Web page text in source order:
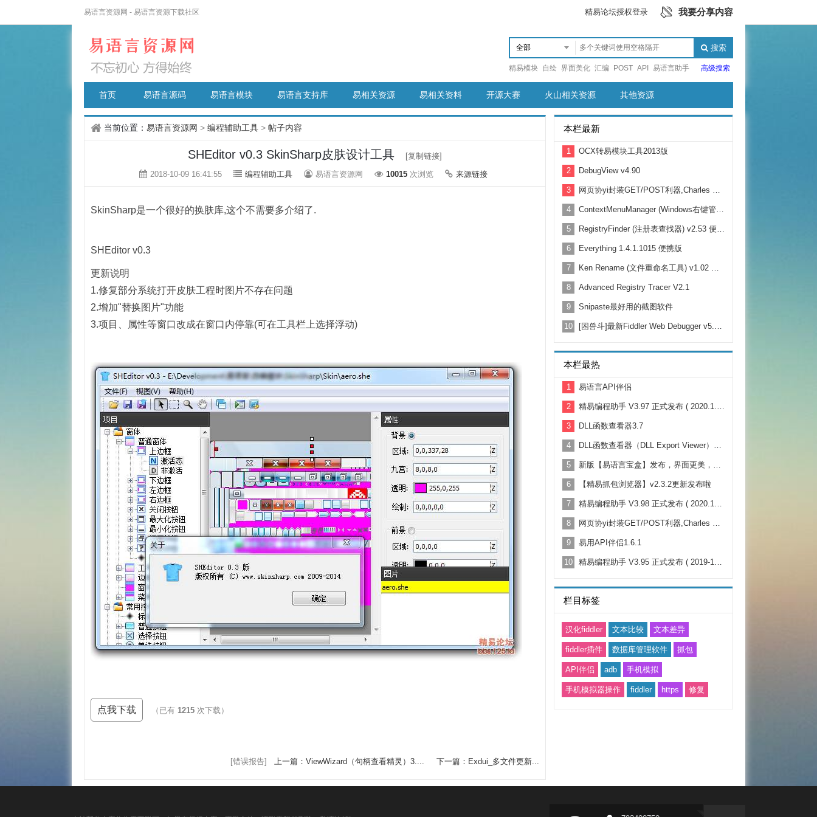
易语言资源网 - 易语言资源下载社区 精易论坛授权登录 我要分享内容
搜索
精易模块 自绘 界面美化 汇编 POST API 易语言助手 高级搜索
首页 易语言源码 易语言模块 易语言支持库 易相关资源 易相关资料 开源大赛 火山相关资源 其他资源
当前位置： 易语言资源网 > 编程辅助工具 > 帖子内容
SHEditor v0.3 SkinSharp皮肤设计工具
[复制链接]
2018-10-09 16:41:55
编程辅助工具 易语言资源网 10015 次浏览 来源链接
SkinSharp是一个很好的换肤库,这个不需要多介绍了.
SHEditor v0.3
更新说明
1.修复部分系统打开皮肤工程时图片不存在问题
2.增加"替换图片"功能
3.项目、属性等窗口改成在窗口内停靠(可在工具栏上选择浮动)
点我下载 （已有 1215 次下载）
[错误报告] 上一篇：ViewWizard（句柄查看精灵）3.... 下一篇：Exdui_多文件更新...
本栏最新
1 OCX转易模块工具2013版
2 DebugView v4.90
3 网页协yi封装GET/POST利器,Charles Curl命令自动生成易语言代码
4 ContextMenuManager (Windows右键管理) v3.3.3.1
5 RegistryFinder (注册表查找器) v2.53 便携版
6 Everything 1.4.1.1015 便携版
7 Ken Rename (文件重命名工具) v1.02 多语中文安装版
8 Advanced Registry Tracer V2.1
9 Snipaste最好用的截图软件
10 [困兽斗]最新Fiddler Web Debugger v5.0 20202.18177中文版
本栏最热
1 易语言API伴侣
2 精易编程助手 V3.97 正式发布 ( 2020.1.17 )
3 DLL函数查看器3.7
4 DLL函数查看器（DLL Export Viewer），支持64位DLL查看顺
5 新版【易语言宝盒】发布，界面更美，下载速度更快
6 【精易抓包浏览器】v2.3.2更新发布啦
7 精易编程助手 V3.98 正式发布 ( 2020.10.10 )
8 网页协yi封装GET/POST利器,Charles Curl命令自动生成易语言代码
9 易用API伴侣1.6.1
10 精易编程助手 V3.95 正式发布 ( 2019-10-10)
栏目标签
汉化fiddler 文本比较 文本差异
fiddler插件 数据库管理软件 抓包
API伴侣 adb 手机模拟
手机模拟器操作 fiddler https 修复